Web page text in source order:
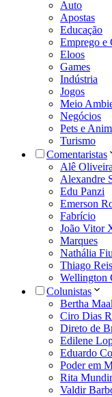
Auto
Apostas
Educação
Emprego e
Eloos
Games
Indústria
Jogos
Meio
Negócios
Pets e
Turismo
Comentaristas
Alê Oliveira
Alexandre
Edu Panzi
Emerson
Fabrício
João Vitor
Marques
Nathália
Thiago Reis
Wellington
Colunistas
Bertha
Ciro Dias
Direto de
Edilene
Eduardo
Poder em
Rita
Valdir